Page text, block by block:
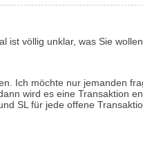
völlig unklar, was Sie
Ich möchte nur jemanden
wird es eine Transaktion
SL für jede offene